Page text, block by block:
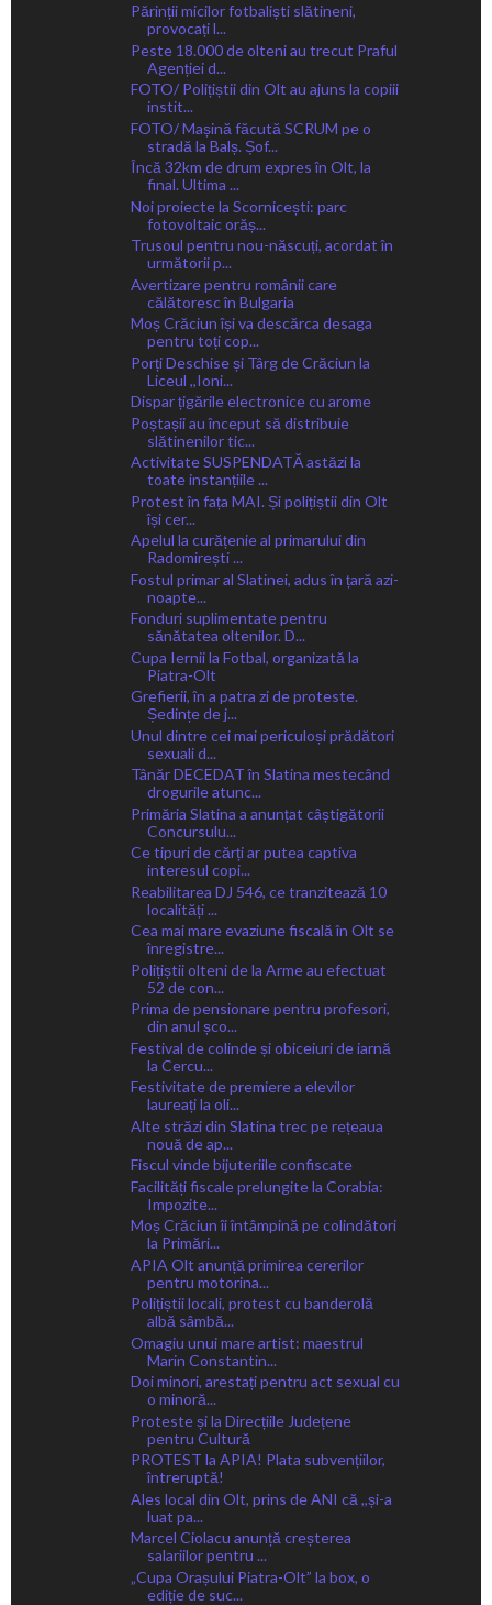
Părinții micilor fotbaliști slătineni,
provocați l...
Peste 18.000 de olteni au trecut Praful
Agenției d...
FOTO/ Polițiștii din Olt au ajuns la copiii
instit...
FOTO/ Mașină făcută SCRUM pe o
stradă la Balș. Șof...
Încă 32km de drum expres în Olt, la
final. Ultima ...
Noi proiecte la Scornicești: parc
fotovoltaic orăș...
Trusoul pentru nou-născuți, acordat în
următorii p...
Avertizare pentru românii care
călătoresc în Bulgaria
Moș Crăciun își va descărca desaga
pentru toți cop...
Porți Deschise și Târg de Crăciun la
Liceul ,,Ioni...
Dispar țigările electronice cu arome
Poștașii au început să distribuie
slătinenilor tic...
Activitate SUSPENDATĂ astăzi la
toate instanțiile ...
Protest în fața MAI. Și polițiștii din Olt
își cer...
Apelul la curățenie al primarului din
Radomirești ...
Fostul primar al Slatinei, adus în țară azi-
noapte...
Fonduri suplimentate pentru
sănătatea oltenilor. D...
Cupa Iernii la Fotbal, organizată la
Piatra-Olt
Grefierii, în a patra zi de proteste.
Ședințe de j...
Unul dintre cei mai periculoși prădători
sexuali d...
Tânăr DECEDAT în Slatina mestecând
drogurile atunc...
Primăria Slatina a anunțat câștigătorii
Concursulu...
Ce tipuri de cărți ar putea captiva
interesul copi...
Reabilitarea DJ 546, ce tranzitează 10
localități ...
Cea mai mare evaziune fiscală în Olt se
înregistre...
Polițiștii olteni de la Arme au efectuat
52 de con...
Prima de pensionare pentru profesori,
din anul șco...
Festival de colinde și obiceiuri de iarnă
la Cercu...
Festivitate de premiere a elevilor
laureați la oli...
Alte străzi din Slatina trec pe rețeaua
nouă de ap...
Fiscul vinde bijuteriile confiscate
Facilități fiscale prelungite la Corabia:
Impozite...
Moș Crăciun îi întâmpină pe colindători
la Primări...
APIA Olt anunță primirea cererilor
pentru motorina...
Polițiștii locali, protest cu banderolă
albă sâmbă...
Omagiu unui mare artist: maestrul
Marin Constantin...
Doi minori, arestați pentru act sexual cu
o minoră...
Proteste și la Direcțiile Județene
pentru Cultură
PROTEST la APIA! Plata subvențiilor,
întreruptă!
Ales local din Olt, prins de ANI că ,,și-a
luat pa...
Marcel Ciolacu anunță creșterea
salariilor pentru ...
„Cupa Orașului Piatra-Olt” la box, o
ediție de suc...